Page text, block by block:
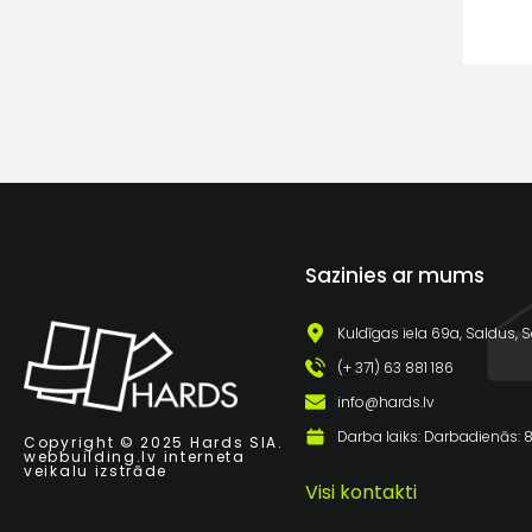
Copyright © 2025 Hards SIA.
webbuilding.lv interneta
veikalu izstrāde
Sazinies ar mums
Kuldīgas iela 69a, Saldus,
(+ 371) 63 881 186
info@hards.lv
Darba laiks: Darbadienās:
Visi kontakti